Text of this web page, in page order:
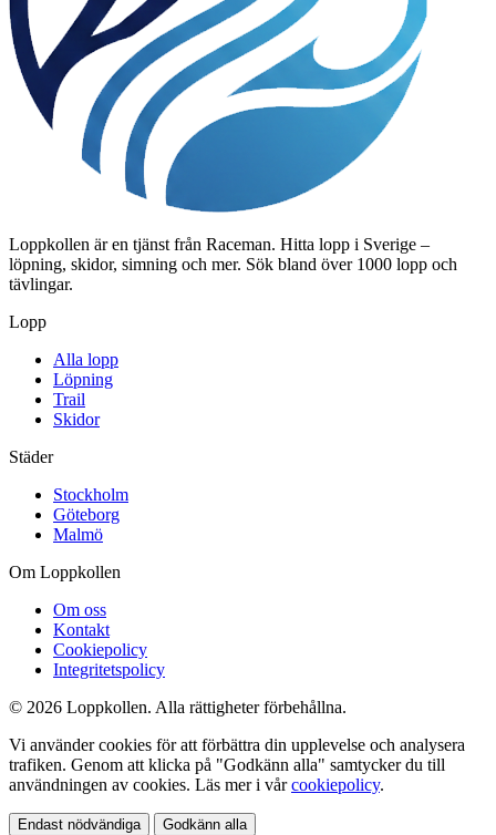
Loppkollen är en tjänst från Raceman. Hitta lopp i Sverige –
löpning, skidor, simning och mer. Sök bland över 1000 lopp och
tävlingar.
Lopp
Alla lopp
Löpning
Trail
Skidor
Städer
Stockholm
Göteborg
Malmö
Om Loppkollen
Om oss
Kontakt
Cookiepolicy
Integritetspolicy
© 2026 Loppkollen. Alla rättigheter förbehållna.
Vi använder cookies för att förbättra din upplevelse och analysera
trafiken. Genom att klicka på "Godkänn alla" samtycker du till
användningen av cookies. Läs mer i vårcookiepolicy.
Endast nödvändiga Godkänn alla